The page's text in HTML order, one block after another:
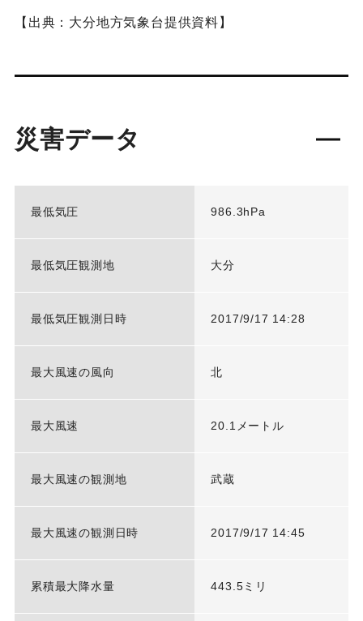
【出典：大分地方気象台提供資料】
災害データ
最低気圧 986.3hPa
最低気圧観測地 大分
最低気圧観測日時 2017/9/17 14:28
最大風速の風向 北
最大風速 20.1メートル
最大風速の観測地 武蔵
最大風速の観測日時 2017/9/17 14:45
累積最大降水量 443.5ミリ